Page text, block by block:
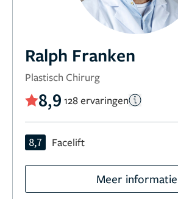
Ralph Franken
Plastisch Chirurg
8,9 128 ervaringen
8,7 Facelift
Meer informatie